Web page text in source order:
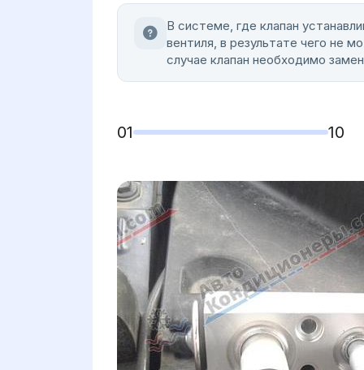
В системе, где клапан
вентиля, в результате чего не
случае клапан необходимо
01 10